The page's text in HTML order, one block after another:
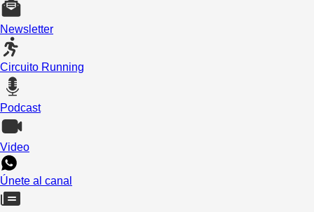
Newsletter
Circuito Running
Podcast
Video
Únete al canal